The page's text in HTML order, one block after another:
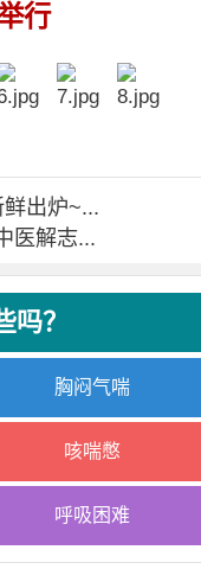
行
鲜出炉~...
医解志...
吗？
胸闷气喘
咳喘憋
呼吸困难